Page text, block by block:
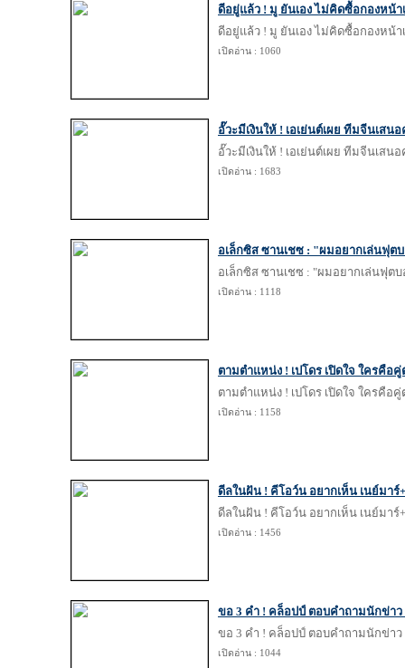
ดีอยู่แล้ว ! มู ยันเอง ไม่คิดซื้อกองหน้
ดีอยู่แล้ว ! มู ยันเอง ไม่คิดซื้อกองหน้
เปิดอ่าน : 1060
อั๊วะมีเงินให้ ! เอเย่นต์เผย ทีมจีนเส
อั๊วะมีเงินให้ ! เอเย่นต์เผย ทีมจีนเส
เปิดอ่าน : 1683
อเล็กซิส ซานเชซ : "ผมอยากเล่นฟุต
อเล็กซิส ซานเชซ : "ผมอยากเล่นฟุตบ
เปิดอ่าน : 1118
ตามตำแหน่ง ! เปโดร เปิดใจ ใครคือ
ตามตำแหน่ง ! เปโดร เปิดใจ ใครคือ
เปิดอ่าน : 1158
ดีลในฝัน ! คีโอว์น อยากเห็น เนย์มาร์
ดีลในฝัน ! คีโอว์น อยากเห็น เนย์มาร์
เปิดอ่าน : 1456
ขอ 3 คำ ! คล็อปป์ ตอบคำถามนักข่าว
ขอ 3 คำ ! คล็อปป์ ตอบคำถามนักข่าว
เปิดอ่าน : 1044